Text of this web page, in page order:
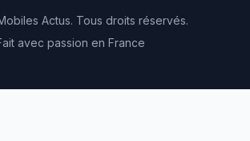
Actus. Tous droits réservés.
avec passion en France